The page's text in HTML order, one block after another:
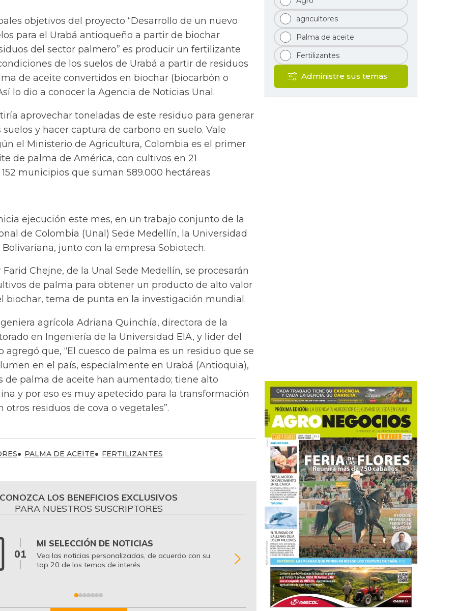
objetivos del proyecto “Desarrollo de un nuevo
para el Urabá antioqueño a partir de biochar
del sector palmero” es producir un fertilizante
de los suelos de Urabá a partir de residuos
de aceite convertidos en biochar (biocarbón o
lo dio a conocer la Agencia de Noticias Unal.
aprovechar toneladas de este residuo para generar
y hacer captura de carbono en suelo. Vale
el Ministerio de Agricultura, Colombia es el primer
de palma de América, con cultivos en 21
municipios que suman 589.000 hectáreas
ejecución este mes, en un trabajo conjunto de la
de Colombia (Unal) Sede Medellín, la Universidad
junto con la empresa Sobiotech.
Chejne, de la Unal Sede Medellín, se procesarán
de palma para obtener un producto de alto valor
biochar, tema de punta en la investigación mundial.
agrícola Adriana Quinchía, directora de la
en Ingeniería de la Universidad EIA, y líder del
agregó que, “El cuesco de palma es un residuo que se
en el país, especialmente en Urabá (Antioquia),
de palma de aceite han aumentado; tiene alto
y por eso es muy apetecido para la transformación
residuos de cova o vegetales”.
PALMA DE ACEITE FERTILIZANTES
CONOZCA LOS BENEFICIOS EXCLUSIVOS
PARA NUESTROS SUSCRIPTORES
01
MI SELECCIÓN DE NOTICIAS
Vea las noticias personalizadas, de acuerdo con su
top 20 de los temas de interés.
02
BITÁCORA EMPRESARIAL 10.000 LR
Recopilación clasificada por sectores
regiones del comportamiento general y
de las 10.000 primeras empresas en ventas
Colombia.
agricultores
Palma de aceite
Fertilizantes
Administre sus temas